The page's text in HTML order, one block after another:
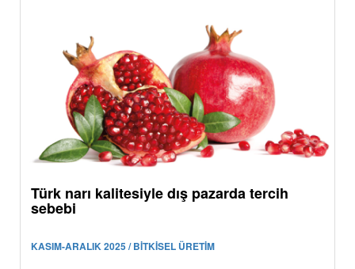
Türk narı kalitesiyle dış pazarda tercih
sebebi
KASIM-ARALIK 2025 / BİTKİSEL ÜRETİM